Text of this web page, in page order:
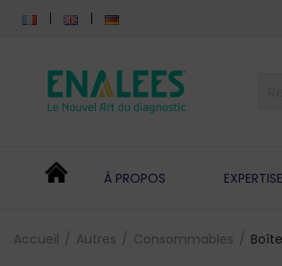
À PROPOS EXPERTISE
Accueil Autres Consommables